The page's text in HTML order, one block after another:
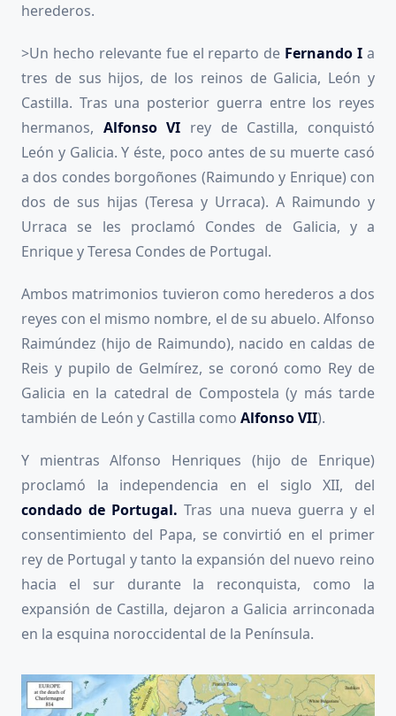
herederos.
>Un hecho relevante fue el reparto de Fernando I a
tres de sus hijos, de los reinos de Galicia, León y
Castilla. Tras una posterior guerra entre los reyes
hermanos, Alfonso VI rey de Castilla, conquistó
León y Galicia. Y éste, poco antes de su muerte casó
a dos condes borgoñones (Raimundo y Enrique) con
dos de sus hijas (Teresa y Urraca). A Raimundo y
Urraca se les proclamó Condes de Galicia, y a
Enrique y Teresa Condes de Portugal.
Ambos matrimonios tuvieron como herederos a dos
reyes con el mismo nombre, el de su abuelo. Alfonso
Raimúndez (hijo de Raimundo), nacido en caldas de
Reis y pupilo de Gelmírez, se coronó como Rey de
Galicia en la catedral de Compostela (y más tarde
también de León y Castilla como Alfonso VII).
Y mientras Alfonso Henriques (hijo de Enrique)
proclamó la independencia en el siglo XII, del
condado de Portugal. Tras una nueva guerra y el
consentimiento del Papa, se convirtió en el primer
rey de Portugal y tanto la expansión del nuevo reino
hacia el sur durante la reconquista, como la
expansión de Castilla, dejaron a Galicia arrinconada
en la esquina noroccidental de la Península.